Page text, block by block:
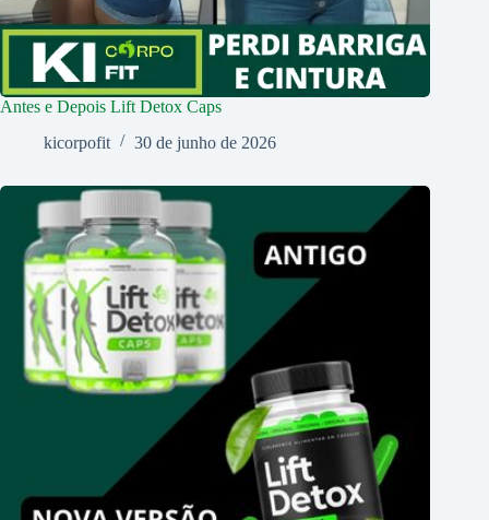
Antes e Depois Lift Detox Caps
kicorpofit
30 de junho de 2026